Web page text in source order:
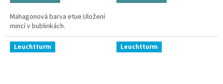
Mahagonová barva etue.Uložení
mincí v bublinkách.
Leuchtturm Leuchtturm